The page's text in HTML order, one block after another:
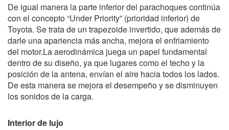
De igual manera la parte inferior del parachoques continúa
con el concepto “Under Priority” (prioridad inferior) de
Toyota. Se trata de un trapezoide invertido, que además de
darle una apariencia más ancha, mejora el enfriamiento
del motor.La aerodinámica juega un papel fundamental
dentro de su diseño, ya que lugares como el techo y la
posición de la antena, envían el aire hacia todos los lados.
De esta manera se mejora el desempeño y se disminuyen
los sonidos de la carga.
Interior de lujo